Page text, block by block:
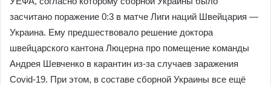
засчитано поражение 0:3 в матче Лиги наций Швейцария —
Украина. Ему предшествовало решение доктора
швейцарского кантона Люцерна про помещение команды
Андрея Шевченко в карантин из-за случаев заражения
Covid-19. При этом, в составе сборной Украины все ещё